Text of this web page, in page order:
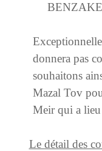
donnera pas
souhaitons
Mazal Tov
Meir qui a lieu
Le détail des